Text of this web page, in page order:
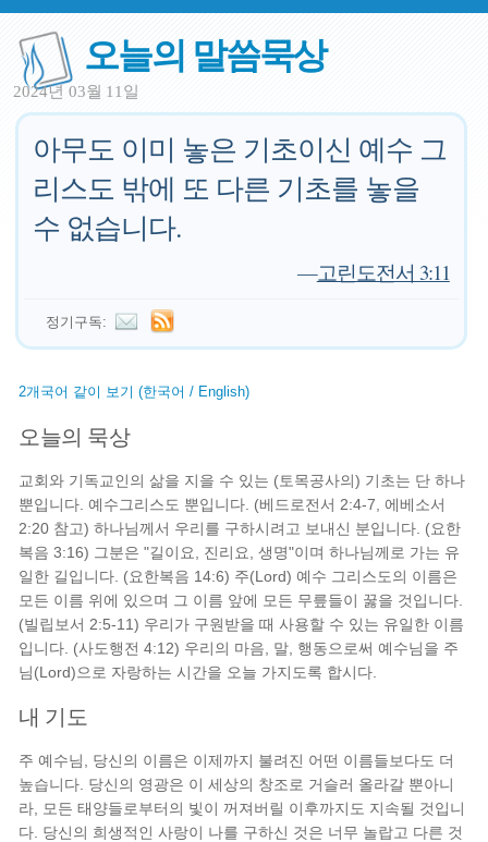
오늘의 말씀묵상
2024년 03월 11일
아무도 이미 놓은 기초이신 예수 그
리스도 밖에 또 다른 기초를 놓을
수 없습니다.
—고린도전서 3:11
정기구독:
2개국어 같이 보기 (한국어 / English)
오늘의 묵상
교회와 기독교인의 삶을 지을 수 있는 (토목공사의) 기초는 단 하나
뿐입니다. 예수그리스도 뿐입니다. (베드로전서 2:4-7, 에베소서
2:20 참고) 하나님께서 우리를 구하시려고 보내신 분입니다. (요한
복음 3:16) 그분은 "길이요, 진리요, 생명"이며 하나님께로 가는 유
일한 길입니다. (요한복음 14:6) 주(Lord) 예수 그리스도의 이름은
모든 이름 위에 있으며 그 이름 앞에 모든 무릎들이 꿇을 것입니다.
(빌립보서 2:5-11) 우리가 구원받을 때 사용할 수 있는 유일한 이름
입니다. (사도행전 4:12) 우리의 마음, 말, 행동으로써 예수님을 주
님(Lord)으로 자랑하는 시간을 오늘 가지도록 합시다.
내 기도
주 예수님, 당신의 이름은 이제까지 불려진 어떤 이름들보다도 더
높습니다. 당신의 영광은 이 세상의 창조로 거슬러 올라갈 뿐아니
라, 모든 태양들로부터의 빛이 꺼져버릴 이후까지도 지속될 것입니
다. 당신의 희생적인 사랑이 나를 구하신 것은 너무 놀랍고 다른 것